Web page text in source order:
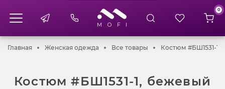
0
ГлавнаяГлавнаяЖенская одежда Женская одежда
Все товары Все товары
Костюм #БШ1531-1,
Костюм #БШ1531-1, бежевый